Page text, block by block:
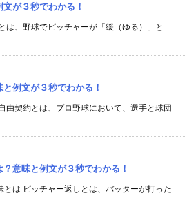
文が３秒でわかる！
は、野球でピッチャーが「緩（ゆる）」と
と例文が３秒でわかる！
由契約とは、プロ野球において、選手と球団
？意味と例文が３秒でわかる！
とは ピッチャー返しとは、バッターが打った